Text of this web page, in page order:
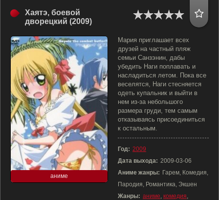
Хаятэ, боевой
дворецкий (2009)
аниме
Мария приглашает всех
друзей на частный пляж
семьи Санзэнин, дабы
убедить Наги поплавать и
насладиться летом. Пока все
веселятся, Наги стесняется
одеть купальник и выйти в
нем из-за небольшого
размера груди, тем самым
отказываясь присоединиться
к остальным.
Год: 2009
Дата выхода: 2009-03-06
Аниме жанры: Гарем, Комедия,
Пародия, Романтика, Экшен
Жанры: аниме, комедия,